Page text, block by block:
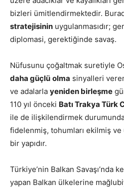
bizleri ümitlendirmektedir.
stratejisinin uygulanmasıdır;
diplomasi, gerektiğinde savaş.
Nüfusunu çoğaltmak suretiyle
daha güçlü olma sinyalleri
ve adalarla yeniden birleşme
110 yıl önceki Batı Trakya Türk
ile de ilişkilendirmek
fidelenmiş, tohumları ekilmiş ve
bir yapıdır.
Türkiye’nin Balkan Savaşı’nda
yapan Balkan ülkelerine